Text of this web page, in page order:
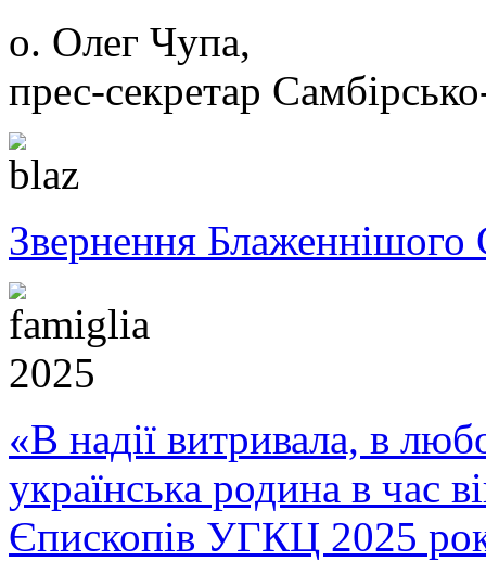
о. Олег Чупа,
прес-секретар
Звернення Блаженнішого
«В надії витривала, в
українська родина в час
Єпископів УГКЦ 2025